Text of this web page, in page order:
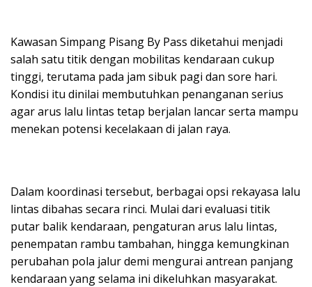
Kawasan Simpang Pisang By Pass diketahui menjadi
salah satu titik dengan mobilitas kendaraan cukup
tinggi, terutama pada jam sibuk pagi dan sore hari.
Kondisi itu dinilai membutuhkan penanganan serius
agar arus lalu lintas tetap berjalan lancar serta mampu
menekan potensi kecelakaan di jalan raya.
Dalam koordinasi tersebut, berbagai opsi rekayasa lalu
lintas dibahas secara rinci. Mulai dari evaluasi titik
putar balik kendaraan, pengaturan arus lalu lintas,
penempatan rambu tambahan, hingga kemungkinan
perubahan pola jalur demi mengurai antrean panjang
kendaraan yang selama ini dikeluhkan masyarakat.